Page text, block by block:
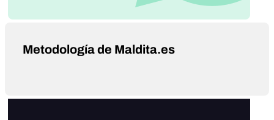
Metodología de Maldita.es